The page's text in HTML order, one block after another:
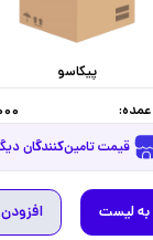
پیکاسو
قیمت تامین‌کنندگان دیگر
به لیست